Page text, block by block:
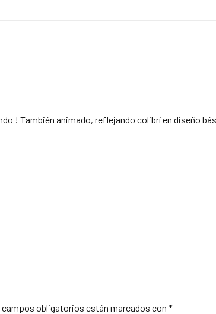
! También animado, reflejando colibrí en diseño
campos obligatorios están marcados con *